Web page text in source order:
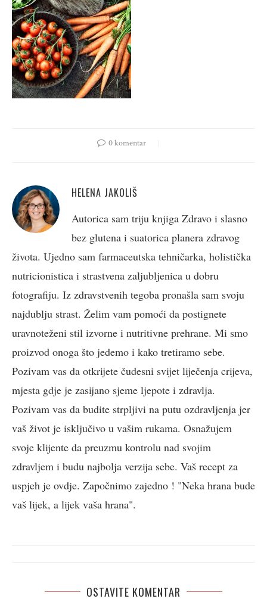
0 komentar
HELENA JAKOLIŠ
Autorica sam triju knjiga Zdravo i slasno
bez glutena i suatorica planera zdravog
života. Ujedno sam farmaceutska tehničarka, holistička
nutricionistica i strastvena zaljubljenica u dobru
fotografiju. Iz zdravstvenih tegoba pronašla sam svoju
najdublju strast. Želim vam pomoći da postignete
uravnoteženi stil izvorne i nutritivne prehrane. Mi smo
proizvod onoga što jedemo i kako tretiramo sebe.
Pozivam vas da otkrijete čudesni svijet liječenja crijeva,
mjesta gdje je zasijano sjeme ljepote i zdravlja.
Pozivam vas da budite strpljivi na putu ozdravljenja jer
vaš život je isključivo u vašim rukama. Osnažujem
svoje klijente da preuzmu kontrolu nad svojim
zdravljem i budu najbolja verzija sebe. Vaš recept za
uspjeh je ovdje. Započnimo zajedno ! "Neka hrana bude
vaš lijek, a lijek vaša hrana".
OSTAVITE KOMENTAR